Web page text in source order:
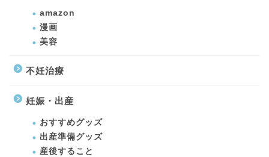
amazon
漫画
美容
不妊治療
妊娠・出産
おすすめグッズ
出産準備グッズ
産後すること